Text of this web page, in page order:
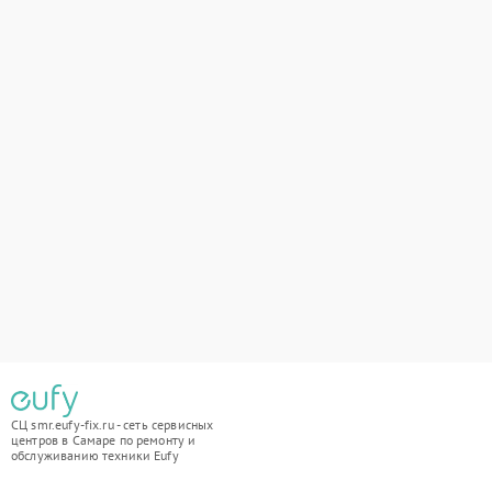
СЦ smr.eufy-fix.ru - сеть сервисных
центров в Самаре по ремонту и
обслуживанию техники Eufy